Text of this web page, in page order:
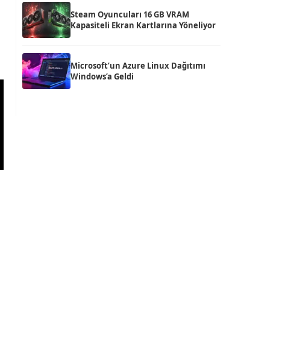
Steam Oyuncuları 16 GB VRAM
Kapasiteli Ekran Kartlarına Yöneliyor
Microsoft’un Azure Linux Dağıtımı
Windows’a Geldi